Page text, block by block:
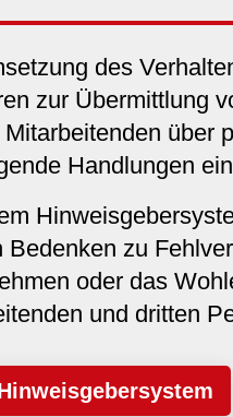
des
zur Übermittlung
Mitarbeitenden über
Handlungen
Bedenken zu
oder das
und dritten